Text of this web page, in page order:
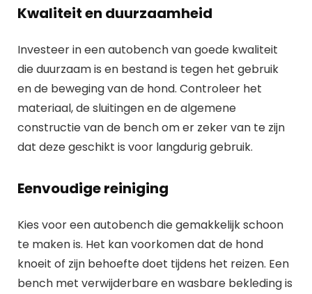
Kwaliteit en duurzaamheid
Investeer in een autobench van goede kwaliteit
die duurzaam is en bestand is tegen het gebruik
en de beweging van de hond. Controleer het
materiaal, de sluitingen en de algemene
constructie van de bench om er zeker van te zijn
dat deze geschikt is voor langdurig gebruik.
Eenvoudige reiniging
Kies voor een autobench die gemakkelijk schoon
te maken is. Het kan voorkomen dat de hond
knoeit of zijn behoefte doet tijdens het reizen. Een
bench met verwijderbare en wasbare bekleding is